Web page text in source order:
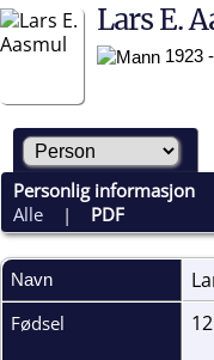
Lars E.
1923
Personlig informasjon
Alle | PDF
Navn
Fødsel